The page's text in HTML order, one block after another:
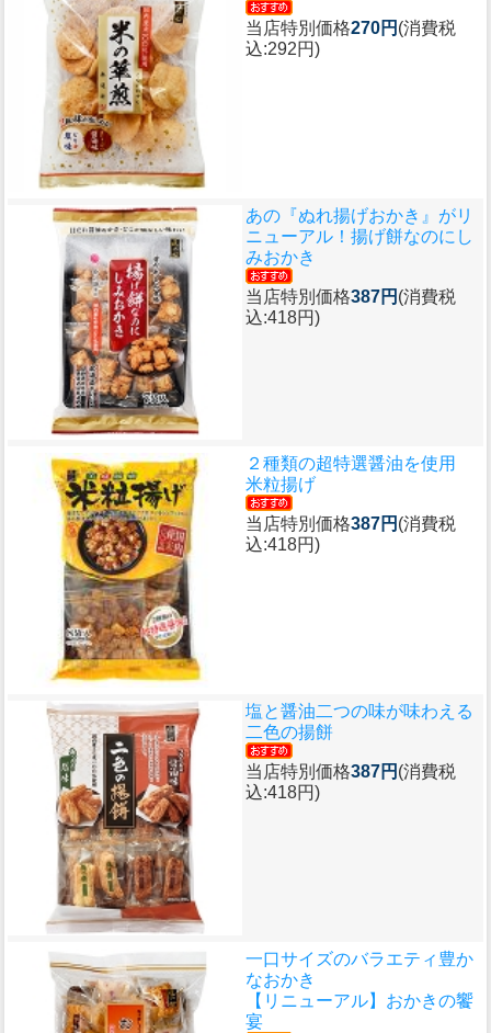
当店特別価格270円 (消費税
込:292円)
あの『ぬれ揚げおかき』がリ
ニューアル！ 揚げ餅なのにし
みおかき
当店特別価格387円 (消費税
込:418円)
２種類の超特選醤油を使用
米粒揚げ
当店特別価格387円 (消費税
込:418円)
塩と醤油二つの味が味わえる
二色の揚餅
当店特別価格387円 (消費税
込:418円)
一口サイズのバラエティ豊か
なおかき
【リニューアル】おかきの饗
宴